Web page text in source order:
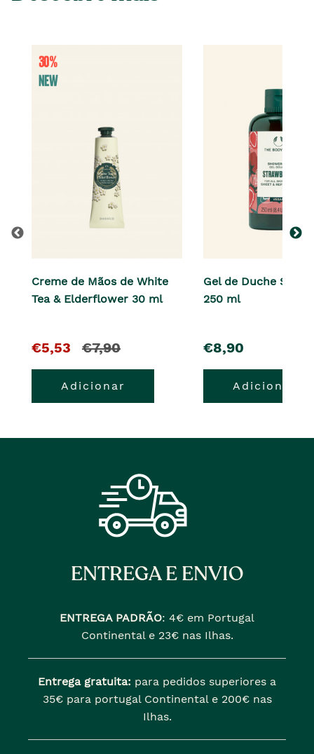
Creme de Mãos de White
Tea & Elderflower 30 ml
O
pre�o
atual
€5,53
e
o
pre�o
era
€7,90
Adicionar
Gel de Duche
250 ml
pre�o
€8,90
Adicionar
ENTREGA E ENVIO
ENTREGA PADRÃO: 4€ em Portugal
Continental e 23€ nas Ilhas.
Entrega gratuita: para pedidos superiores a
35€ para portugal Continental e 200€ nas
Ilhas.